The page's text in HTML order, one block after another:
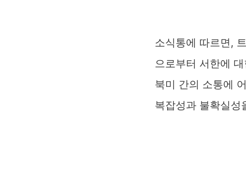
소식통에 따르면,
으로부터 서한에
북미 간의 소통에
복잡성과 불확실성